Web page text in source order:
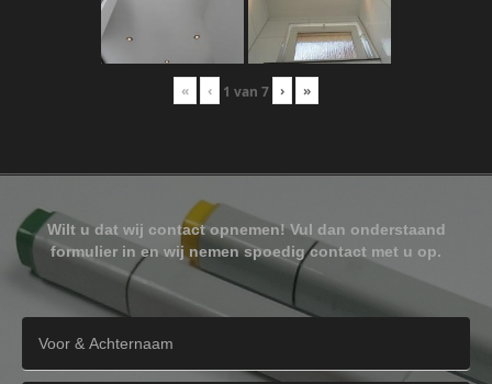
« ‹ 1 van 7 › »
Wilt u dat wij contact opnemen! Vul dan onderstaand
formulier in en wij nemen spoedig contact met u op.